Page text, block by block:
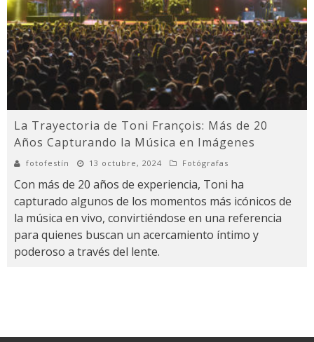
La Trayectoria de Toni François: Más de 20
Años Capturando la Música en Imágenes
fotofestín 13 octubre, 2024 Fotógrafas
Con más de 20 años de experiencia, Toni ha
capturado algunos de los momentos más icónicos de
la música en vivo, convirtiéndose en una referencia
para quienes buscan un acercamiento íntimo y
poderoso a través del lente.